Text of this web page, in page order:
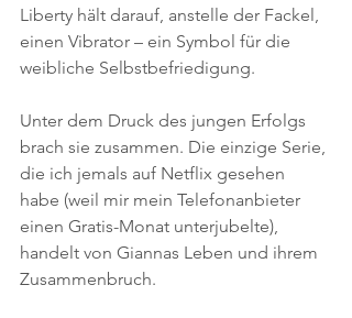
Liberty hält darauf, anstelle der Fackel,
einen Vibrator – ein Symbol für die
weibliche Selbstbefriedigung.
Unter dem Druck des jungen Erfolgs
brach sie zusammen. Die einzige Serie,
die ich jemals auf Netflix gesehen
habe (weil mir mein Telefonanbieter
einen Gratis-Monat unterjubelte),
handelt von Giannas Leben und ihrem
Zusammenbruch.